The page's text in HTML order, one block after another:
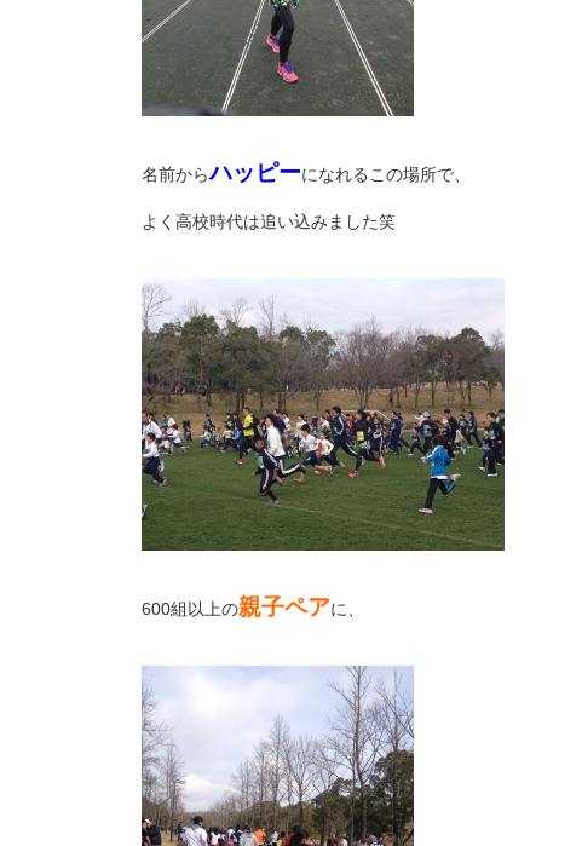
名前からハッピーになれるこの場所で、
よく高校時代は追い込みました笑
600組以上の親子ペアに、